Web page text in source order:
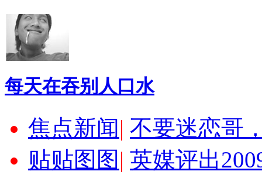
每天在吞别人口水
焦点新闻| 不要迷恋哥
贴贴图图 | 英媒评出